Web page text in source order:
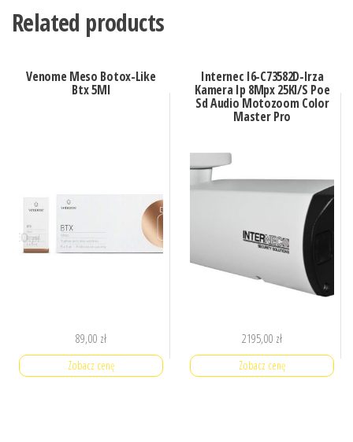
Related products
Venome Meso Botox-Like
Btx 5Ml
89,00 zł
Zobacz cenę
Internec I6-C73582D-Irza
Kamera Ip 8Mpx 25Kl/S Poe
Sd Audio Motozoom Color
Master Pro
2195,00 zł
Zobacz cenę